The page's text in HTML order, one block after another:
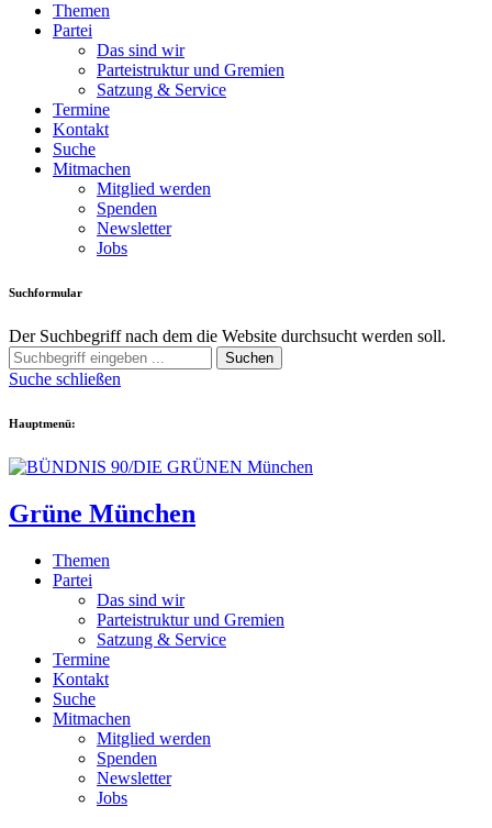
Themen
Partei
Das sind wir
Parteistruktur und Gremien
Satzung & Service
Termine
Kontakt
Suche
Mitmachen
Mitglied werden
Spenden
Newsletter
Jobs
Suchformular
Der Suchbegriff nach dem die Website durchsucht werden soll.
Suchen
Suche schließen
Hauptmenü:
Grüne München
Themen
Partei
Das sind wir
Parteistruktur und Gremien
Satzung & Service
Termine
Kontakt
Suche
Mitmachen
Mitglied werden
Spenden
Newsletter
Jobs